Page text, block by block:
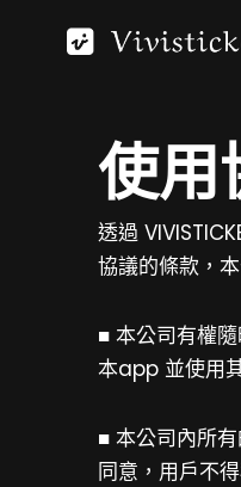
使用
透過
協議的條款，
■ 本公司有權
本app 並使用
■ 本公司內所
同意，用戶不